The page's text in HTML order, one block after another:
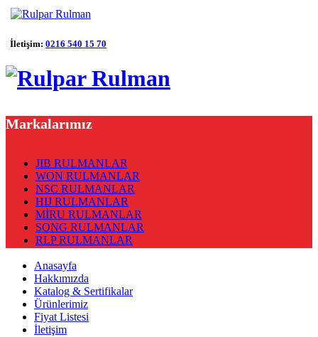
İletişim: 0216 540 15 70
Markalarımız
JIB RULMANLAR
WON RULMANLAR
NSC RULMANLAR
HIJ RULMANLAR
MİRU RULMANLAR
SONG RULMANLAR
RLP RULMANLAR
Anasayfa
Hakkımızda
Katalog & Sertifikalar
Ürünlerimiz
Fiyat Listesi
İletişim